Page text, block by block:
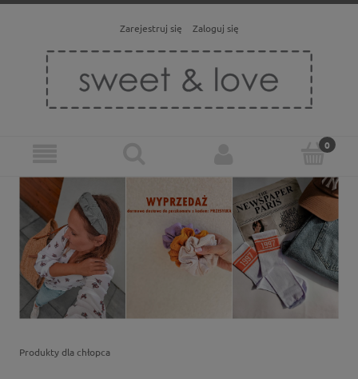
Zarejestruj się Zaloguj się
Produkty dla chłopca